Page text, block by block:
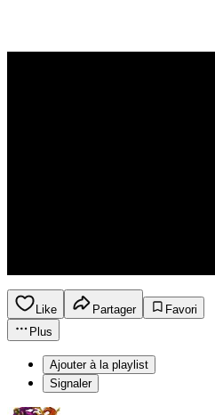
Like Partager
Favori
Plus
Ajouter à la playlist
Signaler